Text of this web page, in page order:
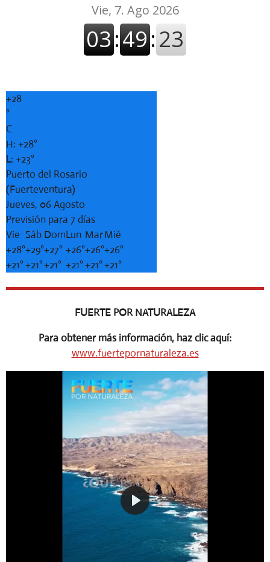
+28
°
C
H: +28°
L: +23°
Puerto del Rosario
(Fuerteventura)
Jueves, 06 Agosto
Previsión para 7 días
Vie Sáb DomLun MarMié
+28°+29°+27° +26°+26°+26°
+21°+21°+21° +21°+21°+21°
FUERTE POR NATURALEZA
Para obtener más información, haz clic aquí:
www.fuertepornaturaleza.es
P